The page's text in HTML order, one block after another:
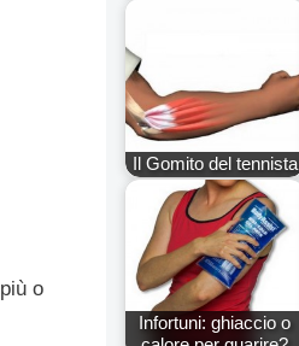
più o
Il Gomito del tennista
Infortuni: ghiaccio o